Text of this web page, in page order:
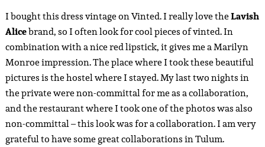
I bought this dress vintage on Vinted. I really love theLavish
Alicebrand, so I often look for cool pieces of vinted. In
combination with a nice red lipstick, it gives me a Marilyn
Monroe impression. The place where I took these beautiful
pictures is the hostel where I stayed. My last two nights in
the private were non-committal for me as a collaboration,
and the restaurant where I took one of the photos was also
non-committal – this look was for a collaboration. I am very
grateful to have some great collaborations in Tulum.